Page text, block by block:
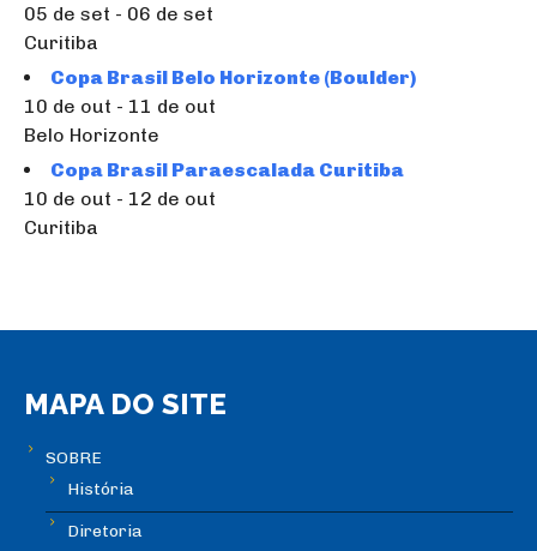
05 de set - 06 de set
Curitiba
Copa Brasil Belo Horizonte (Boulder)
10 de out - 11 de out
Belo Horizonte
Copa Brasil Paraescalada Curitiba
10 de out - 12 de out
Curitiba
MAPA DO SITE
SOBRE
História
Diretoria